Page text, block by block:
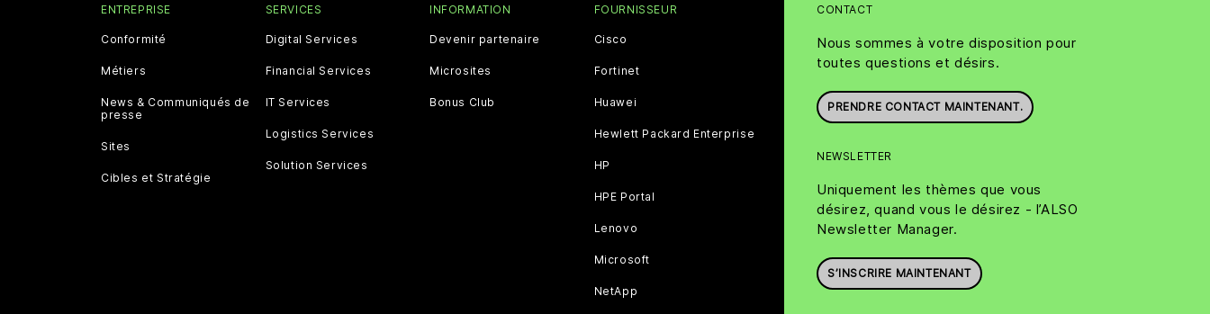
CONTACT
Nous sommes à votre disposition pour
toutes questions et désirs.
PRENDRE CONTACT MAINTENANT.
NEWSLETTER
Uniquement les thèmes que vous
désirez, quand vous le désirez - l’ALSO
Newsletter Manager.
S’INSCRIRE MAINTENANT
ENTREPRISE
Conformité
Métiers
News & Communiqués de
presse
Sites
Cibles et Stratégie
SERVICES
Digital Services
Financial Services
IT Services
Logistics Services
Solution Services
INFORMATION
Devenir partenaire
Microsites
Bonus Club
FOURNISSEUR
Cisco
Fortinet
Huawei
Hewlett Packard Enterprise
HP
HPE Portal
Lenovo
Microsoft
NetApp